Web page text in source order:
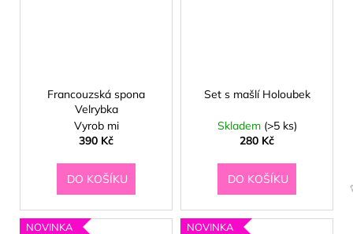
Francouzská spona
Velrybka
Vyrob mi
390 Kč
DO KOŠÍKU
Set s mašlí Holoubek
Skladem (>5 ks)
280 Kč
DO KOŠÍKU
NOVINKA NOVINKA